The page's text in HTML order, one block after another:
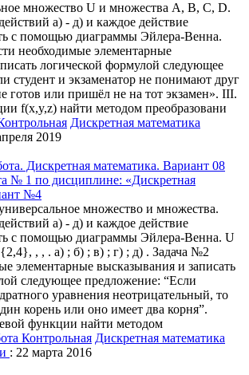
множество U и множества A, B, C, D.
a) - д) и каждое действие
с помощью диаграммы Эйлера-Венна.
необходимые элементарные
логической формулой следующее
студент и экзаменатор не понимают друг
готов или пришёл не на тот экзамен». III.
f(x,y,z) найти методом преобразовани
Дискретная математика
2019
№ 1 по дисциплине: «Дискретная
№4
множество и множества.
a) - д) и каждое действие
с помощью диаграммы Эйлера-Венна. U
, , . а) ; б) ; в) ; г) ; д) . Задача №2
элементарные высказывания и записать
следующее предложение: “Если
уравнения неотрицательный, то
корень или оно имеет два корня”.
функции найти методом
Контрольная Дискретная математика
: 22 марта 2016